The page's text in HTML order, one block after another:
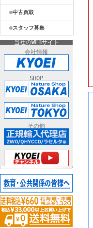
中古買取
スタッフ募集
当社のWEBサイト
会社情報
SHOP
その他